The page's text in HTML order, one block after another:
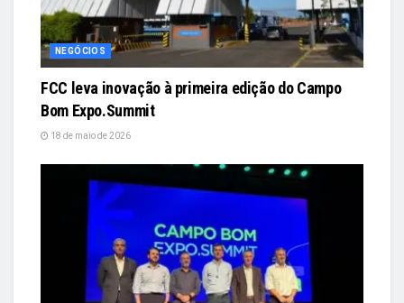
NEGÓCIOS
FCC leva inovação à primeira edição do Campo
Bom Expo.Summit
18 de maio de 2026